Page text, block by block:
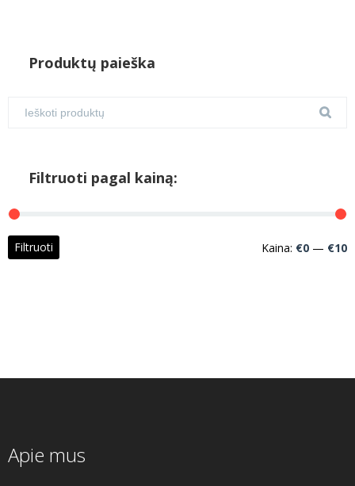
Produktų paieška
Filtruoti pagal kainą:
Filtruoti Kaina: €0 — €10
Apie mus